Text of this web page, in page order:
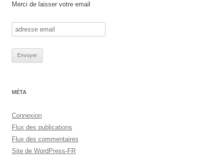
Merci de laisser votre email
MÉTA
Connexion
Flux des publications
Flux des commentaires
Site de WordPress-FR